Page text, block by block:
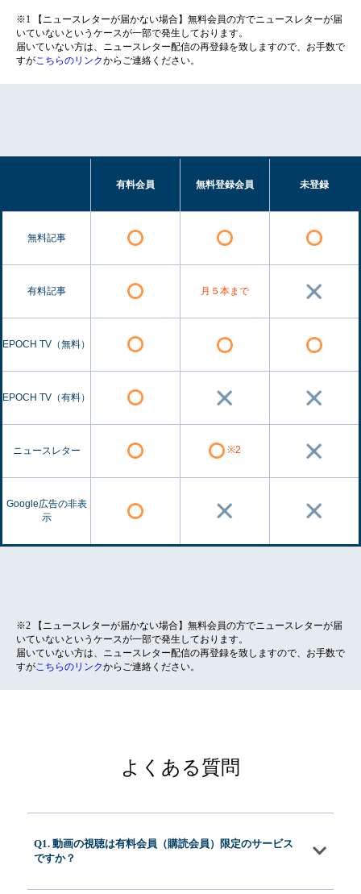
※1 【ニュースレターが届かない場合】無料会員の方でニュースレターが届
いていないというケースが一部で発生しております。
届いていない方は、ニュースレター配信の再登録を致しますので、お手数で
すがこちらのリンクからご連絡ください。
有料会員 無料登録会員 未登録
無料記事
有料記事 月５本まで
EPOCH TV（無料）
EPOCH TV（有料）
ニュースレター ※2
Google広告の非表
示
※2 【ニュースレターが届かない場合】無料会員の方でニュースレターが届
いていないというケースが一部で発生しております。
届いていない方は、ニュースレター配信の再登録を致しますので、お手数で
すがこちらのリンクからご連絡ください。
よくある質問
Q1. 動画の視聴は有料会員（購読会員）限定のサービス
ですか？